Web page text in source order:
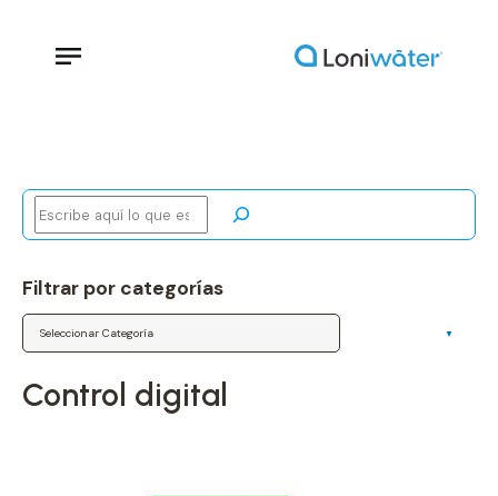
Buscar
Filtrar por categorías
Categorías
control digital